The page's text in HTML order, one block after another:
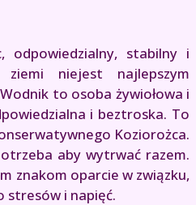
odpowiedzialny, stabilny i
niejest najlepszym
to osoba żywiołowa i
i beztroska. To
Koziorożca.
aby wytrwać razem.
znakom oparcie w związku,
stresów i napięć.